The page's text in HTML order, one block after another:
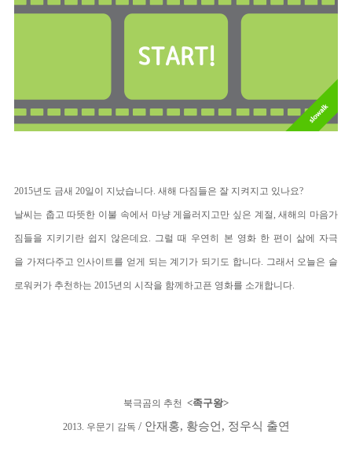
2015년도 금새 20일이 지났습니다. 새해 다짐들은 잘 지켜지고 있나요?
날씨는 춥고 따뜻한 이불 속에서 마냥 게을러지고만 싶은 계절, 새해의 마음가
짐들을 지키기란 쉽지 않은데요. 그럴 때 우연히 본 영화 한 편이 삶에 자극
을 가져다주고 인사이트를 얻게 되는 계기가 되기도 합니다. 그래서 오늘은 슬
로워커가 추천하는 2015년의 시작을 함께하고픈 영화를 소개합니다.
북극곰의 추천 <족구왕>
2013. 우문기 감독 / 안재홍, 황승언, 정우식 출연